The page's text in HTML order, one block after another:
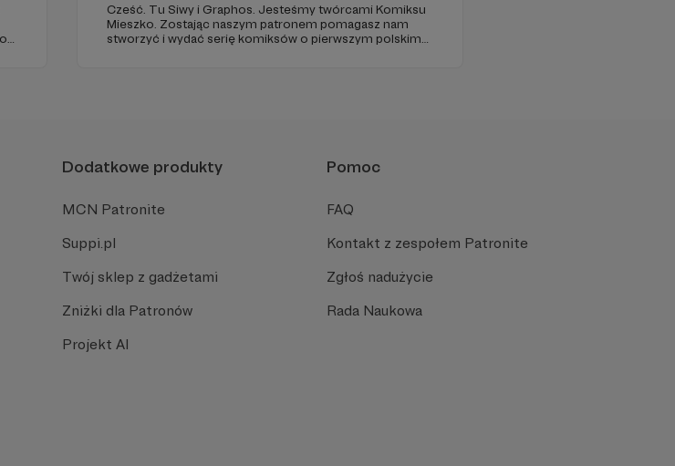
Cześć. Tu Siwy i Graphos. Jesteśmy twórcami Komiksu
Mieszko. Zostając naszym patronem pomagasz nam
stworzyć i wydać serię komiksów o pierwszym polskim
Dodatkowe produkty
MCN Patronite
Suppi.pl
Twój sklep z gadżetami
Zniżki dla Patronów
Projekt AI
Pomoc
FAQ
Kontakt z zespołem Patronite
Zgłoś nadużycie
Rada Naukowa